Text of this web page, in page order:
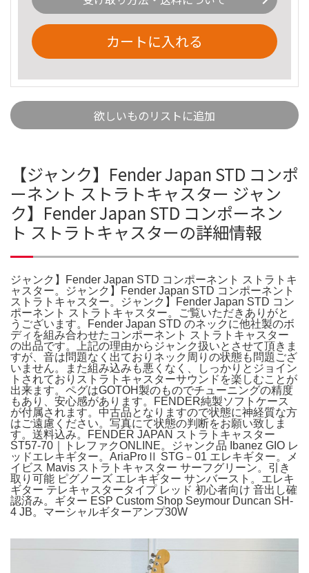
カートに入れる
欲しいものリストに追加
【ジャンク】Fender Japan STD コンポ
ーネント ストラトキャスター ジャン
ク】Fender Japan STD コンポーネン
ト ストラトキャスターの詳細情報
ジャンク】Fender Japan STD コンポーネント ストラトキ
ャスター。ジャンク】Fender Japan STD コンポーネント
ストラトキャスター。ジャンク】Fender Japan STD コン
ポーネント ストラトキャスター。ご覧いただきありがと
うございます。Fender Japan STD のネックに他社製のボ
ディを組み合わせたコンポーネント ストラトキャスター
の出品です。上記の理由からジャンク扱いとさせて頂きま
すが、音は問題なく出ておりネック周りの状態も問題ござ
いません。また組み込みも悪くなく、しっかりとジョイン
トされておりストラトキャスターサウンドを楽しむことが
出来ます。ペグはGOTOH製のものでチューニングの精度
もあり、安心感があります。FENDER純製ソフトケース
が付属されます。中古品となりますので状態に神経質な方
はご遠慮ください。写真にて状態の判断をお願い致しま
す。送料込み。FENDER JAPAN ストラトキャスター
ST57-70｜トレファクONLINE。ジャンク品 Ibanez GIO レ
ッドエレキギター。AriaProⅡ STG－01 エレキギター。メ
イビス Mavis ストラトキャスター サーフグリーン。引き
取り可能 ピグノーズ エレキギター サンバースト。エレキ
ギター テレキャスタータイプ レッド 初心者向け 音出し確
認済み。ギター ESP Custom Shop Seymour Duncan SH-
4 JB。マーシャルギターアンプ30W